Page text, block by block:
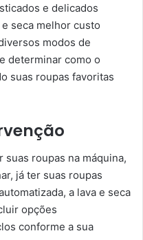
e delicados
seca melhor custo
modos de
determinar como o
suas roupas favoritas
roupas na máquina,
já ter suas roupas
a lava e seca
opções
conforme a sua